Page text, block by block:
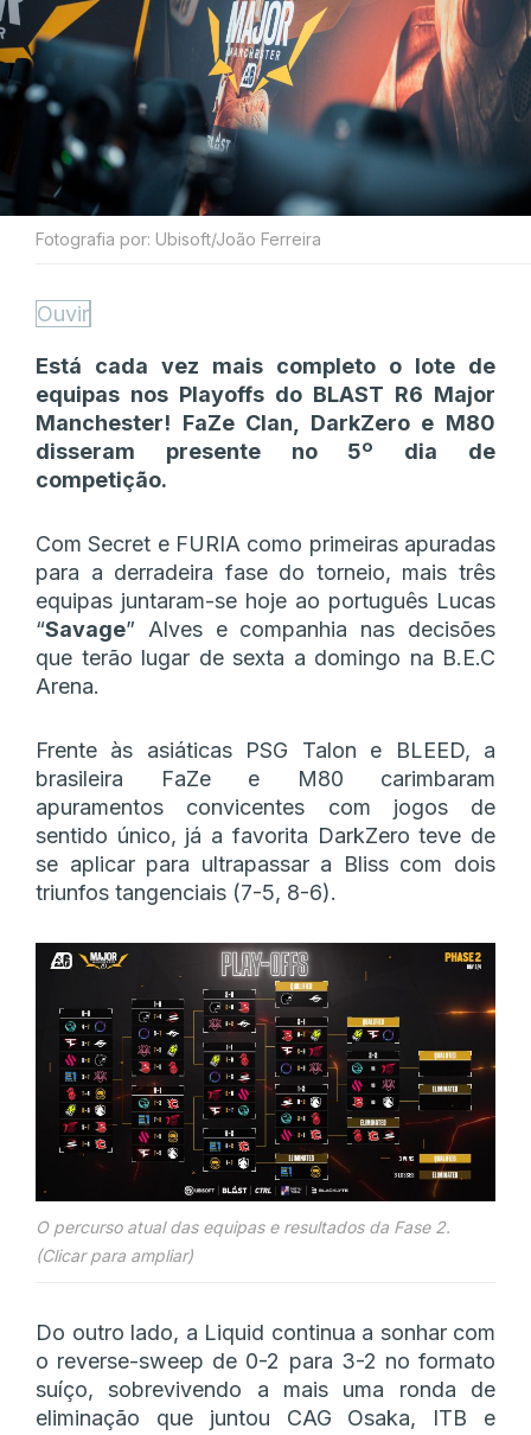
Fotografia por: Ubisoft/João Ferreira
Ouvir
Está cada vez mais completo o lote de
equipas nos Playoffs do BLAST R6 Major
Manchester! FaZe Clan, DarkZero e M80
disseram presente no 5º dia de
competição.
Com Secret e FURIA como primeiras apuradas
para a derradeira fase do torneio, mais três
equipas juntaram-se hoje ao português Lucas
“Savage” Alves e companhia nas decisões
que terão lugar de sexta a domingo na B.E.C
Arena.
Frente às asiáticas PSG Talon e BLEED, a
brasileira FaZe e M80 carimbaram
apuramentos convicentes com jogos de
sentido único, já a favorita DarkZero teve de
se aplicar para ultrapassar a Bliss com dois
triunfos tangenciais (7-5, 8-6).
O percurso atual das equipas e resultados da Fase 2.
(Clicar para ampliar)
Do outro lado, a Liquid continua a sonhar com
o reverse-sweep de 0-2 para 3-2 no formato
suíço, sobrevivendo a mais uma ronda de
eliminação que juntou CAG Osaka, ITB e